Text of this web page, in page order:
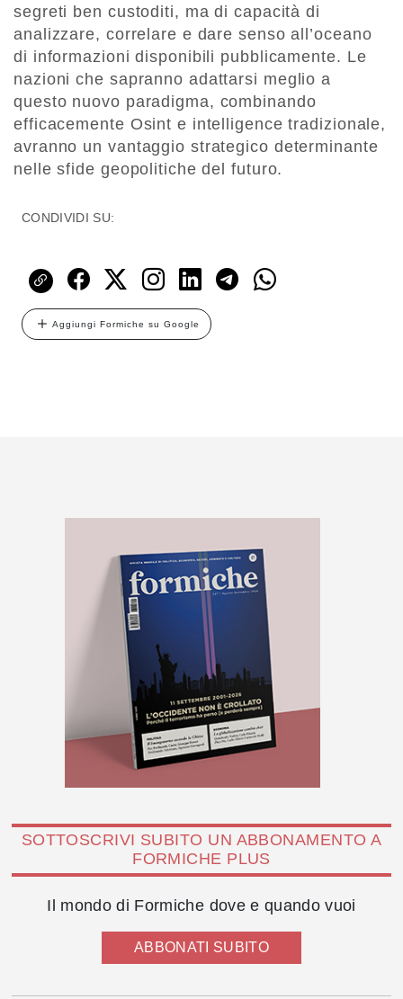
segreti ben custoditi, ma di capacità di
analizzare, correlare e dare senso all’oceano
di informazioni disponibili pubblicamente. Le
nazioni che sapranno adattarsi meglio a
questo nuovo paradigma, combinando
efficacemente Osint e intelligence tradizionale,
avranno un vantaggio strategico determinante
nelle sfide geopolitiche del futuro.
CONDIVIDI SU:
Aggiungi Formiche su Google
SOTTOSCRIVI SUBITO UN ABBONAMENTO A
FORMICHE PLUS
Il mondo di Formiche dove e quando vuoi
ABBONATI SUBITO